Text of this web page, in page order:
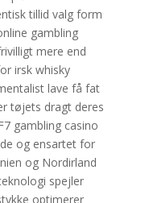
tillid valg form
gambling
mere end
irsk whisky
lave ​​få fat
tøjets dragt deres
gambling casino
og ensartet for
og Nordirland
spejler
optimerer